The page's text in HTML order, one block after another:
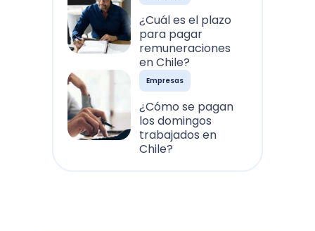
¿Cuál es el plazo
para pagar
remuneraciones
en Chile?
Empresas
¿Cómo se pagan
los domingos
trabajados en
Chile?